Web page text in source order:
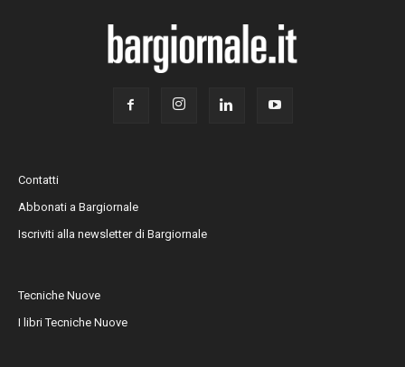
Contatti
Abbonati a Bargiornale
Iscriviti alla newsletter di Bargiornale
Tecniche Nuove
I libri Tecniche Nuove